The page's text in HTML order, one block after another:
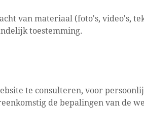
van materiaal (foto's, video's,
toestemming.
te consulteren, voor
de bepalingen van de